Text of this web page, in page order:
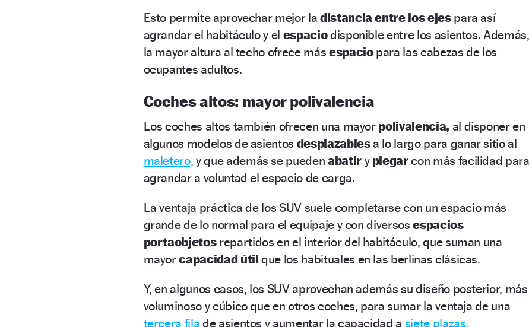
Esto permite aprovechar mejor la distancia entre los ejespara así
agrandar el habitáculo y el espaciodisponible entre los asientos. Además,
la mayor altura al techo ofrece más espaciopara las cabezas de los
ocupantes adultos.
Coches altos: mayor polivalencia
Los coches altos también ofrecen una mayor polivalencia, al disponer en
algunos modelos de asientos desplazablesa lo largo para ganar sitio al
maletero, y que además se pueden abatiry plegarcon más facilidad para
agrandar a voluntad el espacio de carga.
La ventaja práctica de los SUV suele completarse con un espacio más
grande de lo normal para el equipaje y con diversosespacios
portaobjetosrepartidos en el interior del habitáculo, que suman una
mayorcapacidad útil que los habituales en las berlinas clásicas.
Y, en algunos casos, los SUV aprovechan además su diseño posterior, más
voluminoso y cúbico que en otros coches, para sumar la ventaja de una
tercera fila de asientos y aumentar la capacidad a siete plazas.